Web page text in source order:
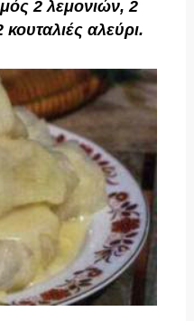
2 λεμονιών, 2
αλεύρι.